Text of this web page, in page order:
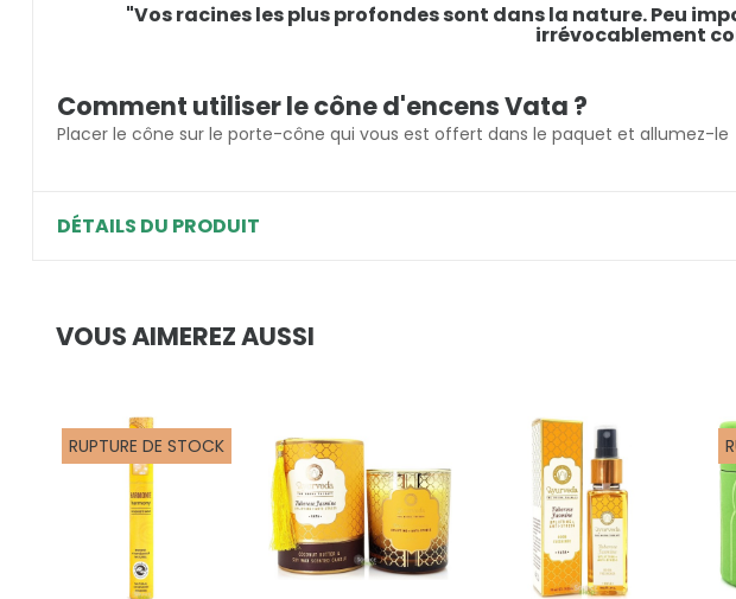
"Vos racines les plus profondes sont dans la nature. Peu
irrévocablement
Comment utiliser le cône d'encens Vata ?
Placer le cône sur le porte-cône qui vous est offert dans le paquet et allumez-le
DÉTAILS DU PRODUIT
VOUS AIMEREZ AUSSI
RUPTURE DE STOCK